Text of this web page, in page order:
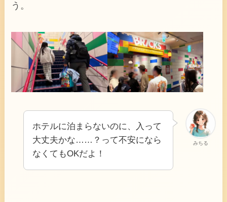
う。
みちる
ホテルに泊まらないのに、入って
大丈夫かな……？って不安になら
なくてもOKだよ！